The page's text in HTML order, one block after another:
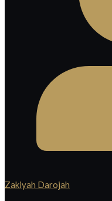
Zakiyah Darojah